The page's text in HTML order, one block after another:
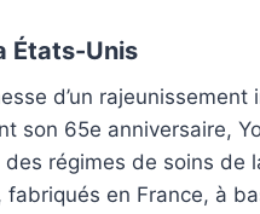
États-Unis
d’un rajeunissement
son 65e anniversaire,
des régimes de soins de
fabriqués en France, à